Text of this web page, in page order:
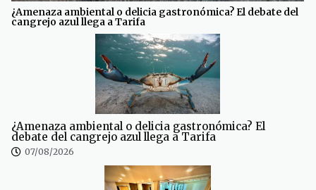
¿Amenaza ambiental o delicia gastronómica? El debate del
cangrejo azul llega a Tarifa
¿Amenaza ambiental o delicia gastronómica? El
debate del cangrejo azul llega a Tarifa
07/08/2026